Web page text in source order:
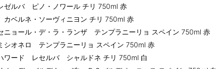
ルバ ピノ・ノワール チリ 750ml 赤
ベルネ・ソーヴィニヨン チリ 750ml 赤
ニョール・デ・ラ・ランザ テンプラニーリョ スペイン 750ml 赤
シオネロ テンプラニーリョ スペイン 750ml 赤
ワード レセルバ シャルドネ チリ 750ml 白